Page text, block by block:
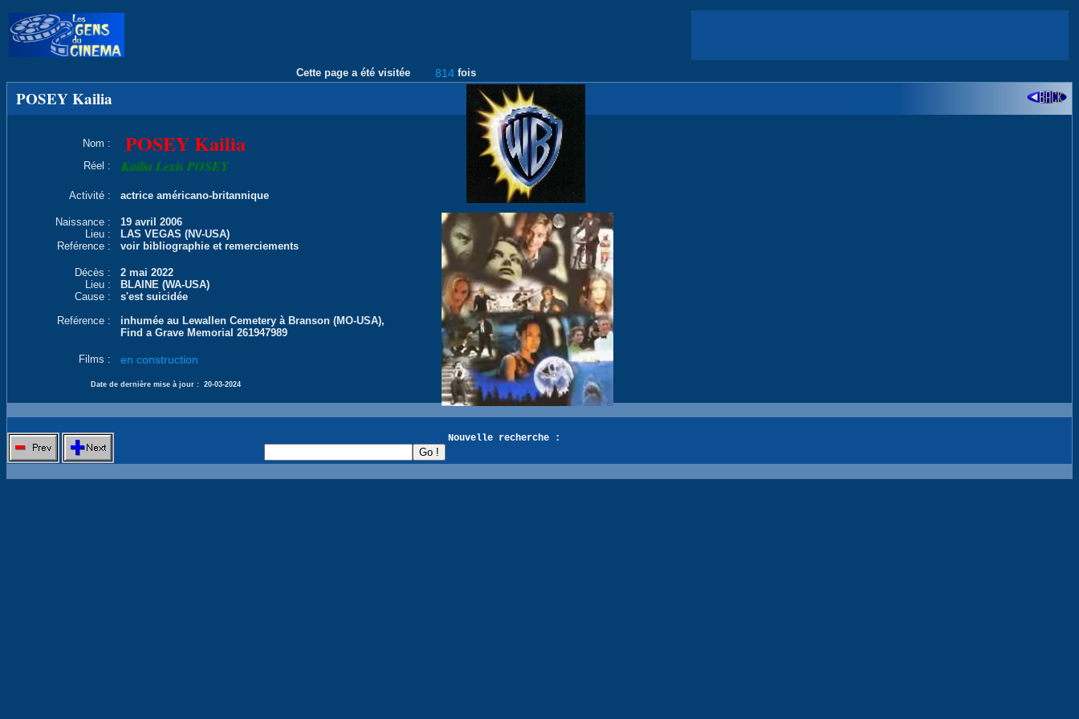
Cette page a été visitée 814 fois
POSEY Kailia
Nom : POSEY Kailia
Réel : Kailia Lexis POSEY
Activité : actrice américano-britannique
Naissance :
19 avril 2006
Lieu :
LAS VEGAS (NV-USA)
Reférence :
voir bibliographie et remerciements
Décès :
2 mai 2022
Lieu :
BLAINE (WA-USA)
Cause :
s'est suicidée
Reférence :
inhumée au Lewallen Cemetery à Branson (MO-USA),
Find a Grave Memorial 261947989
Films : en construction
Date de dernière mise à jour : 20-03-2024
Nouvelle recherche :